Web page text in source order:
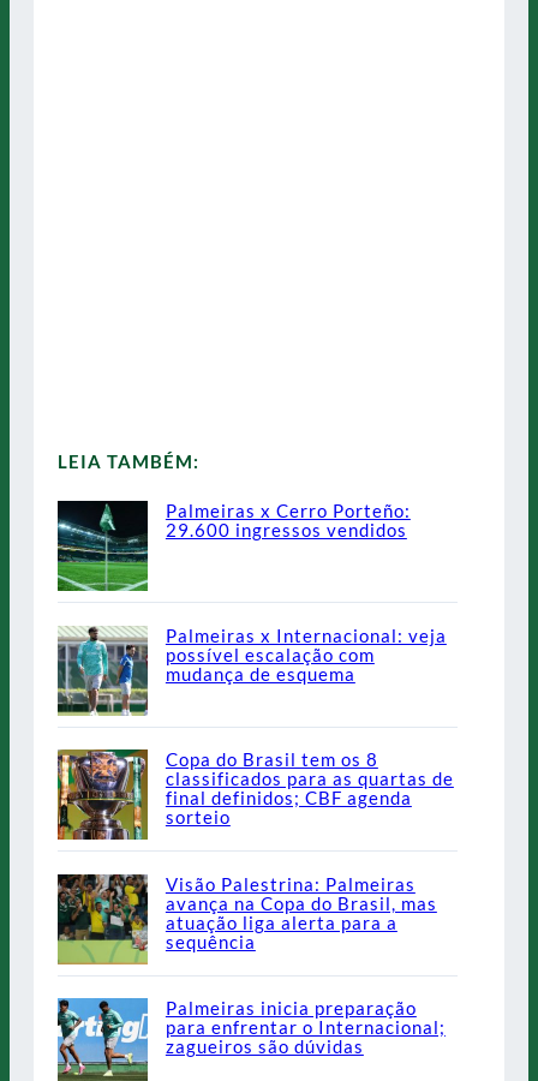
LEIA TAMBÉM:
Palmeiras x Cerro Porteño:
29.600 ingressos vendidos
Palmeiras x Internacional: veja
possível escalação com
mudança de esquema
Copa do Brasil tem os 8
classificados para as quartas de
final definidos; CBF agenda
sorteio
Visão Palestrina: Palmeiras
avança na Copa do Brasil, mas
atuação liga alerta para a
sequência
Palmeiras inicia preparação
para enfrentar o Internacional;
zagueiros são dúvidas